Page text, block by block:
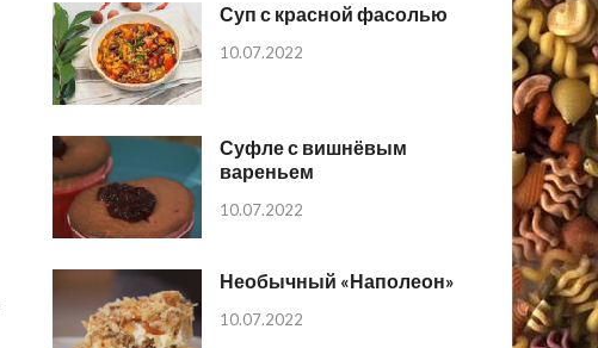
Суп с красной фасолью
10.07.2022
Суфле с вишнёвым
вареньем
10.07.2022
Необычный «Наполеон»
10.07.2022